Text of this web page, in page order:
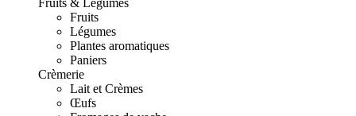
Fruits & Légumes
Fruits
Légumes
Plantes aromatiques
Paniers
Crèmerie
Lait et Crèmes
Œufs